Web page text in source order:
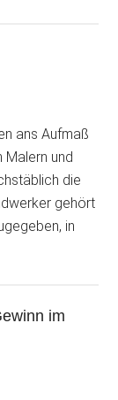
ans Aufmaß
Malern und
die
gehört
in
im